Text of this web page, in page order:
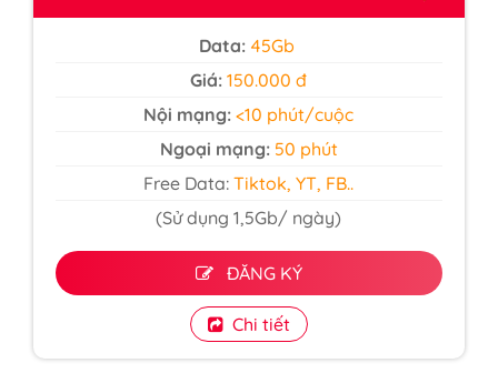
Data: 45Gb
Giá:150.000 đ
Nội mạng:<10 phút/cuộc
Ngoại mạng:50 phút
Free Data:Tiktok, YT, FB..
(Sử dụng 1,5Gb/ ngày)
ĐĂNG KÝ
Chi tiết